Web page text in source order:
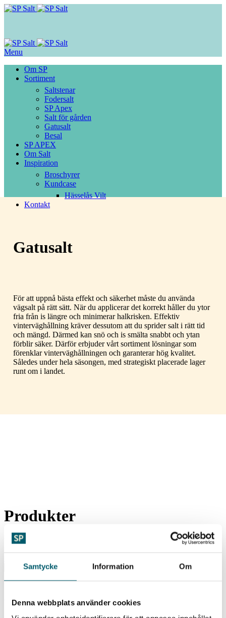
Samtycke Information Om
Denna webbplats använder cookies
Menu
Om SP
Sortiment
Saltstenar
Fodersalt
SP Apex
Salt för gården
Gatusalt
Besal
SP APEX
Om Salt
Inspiration
Broschyrer
Kundcase
Hässelås Vilt
Kontakt
Gatusalt
För att uppnå bästa effekt och säkerhet måste du använda
vägsalt på rätt sätt. När du applicerar det korrekt håller du ytor
fria från is längre och minimerar halkrisken. Effektiv
vinterväghållning kräver dessutom att du sprider salt i rätt tid
och mängd. Därmed kan snö och is smälta snabbt och ytan
förblir säker. Därför erbjuder vårt sortiment lösningar som
förenklar vinterväghållningen och garanterar hög kvalitet.
Således under hela säsongen, med strategiskt placerade lager
runt om i landet.
Produkter
Visar alla 3 resultat
SP Gatusalt – Effektiva lösningar för snö- och halkbekämpning